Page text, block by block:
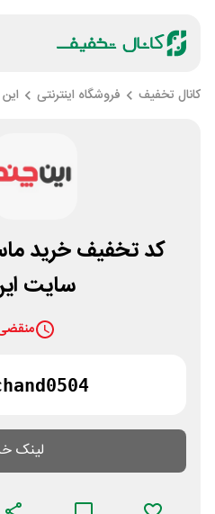
کانال تخفیف فروشگاه اینترنتی
سایت
لینک